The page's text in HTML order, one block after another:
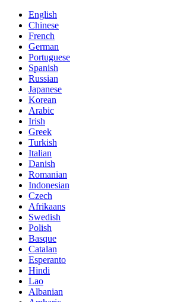
English
Chinese
French
German
Portuguese
Spanish
Russian
Japanese
Korean
Arabic
Irish
Greek
Turkish
Italian
Danish
Romanian
Indonesian
Czech
Afrikaans
Swedish
Polish
Basque
Catalan
Esperanto
Hindi
Lao
Albanian